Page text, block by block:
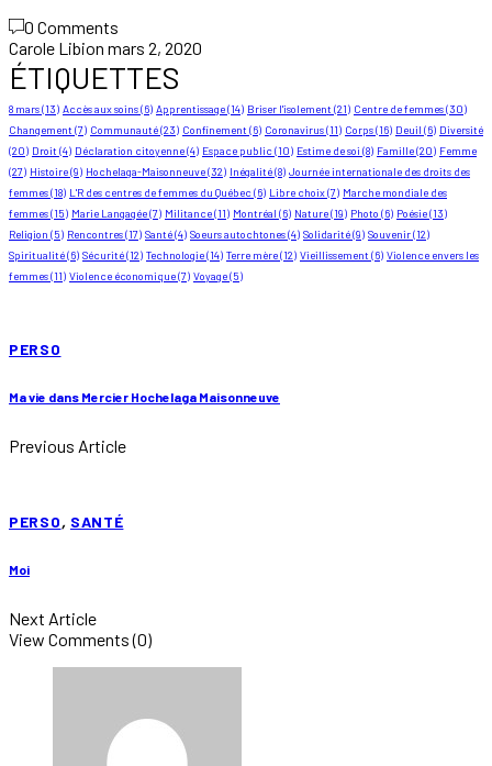
0 Comments
Carole Libion mars 2, 2020
ÉTIQUETTES
8 mars(13) Accès aux soins(6) Apprentissage(14) Briser l'isolement (21) Centre de femmes(30)
Changement (7) Communauté(23) Confinement (6) Coronavirus(11) Corps(16) Deuil (6) Diversité
(20) Droit (4) Déclaration citoyenne(4) Espace public(10) Estime de soi (8) Famille(20) Femme
(27) Histoire(9) Hochelaga-Maisonneuve(32) Inégalité(8) Journée internationale des droits des
femmes(18) L'R des centres de femmes du Québec(6) Libre choix(7) Marche mondiale des
femmes(15) Marie Langagée(7) Militance(11) Montréal (6) Nature(19) Photo (6) Poésie(13)
Religion (5) Rencontres(17) Santé(4) Soeurs autochtones(4) Solidarité(9) Souvenir(12)
Spiritualité(6) Sécurité(12) Technologie(14) Terre mère(12) Vieillissement (6) Violence envers les
femmes(11) Violence économique(7) Voyage(5)
PERSO
Ma vie dans Mercier Hochelaga Maisonneuve
Previous Article
PERSO, SANTÉ
Moi
Next Article
View Comments (0)